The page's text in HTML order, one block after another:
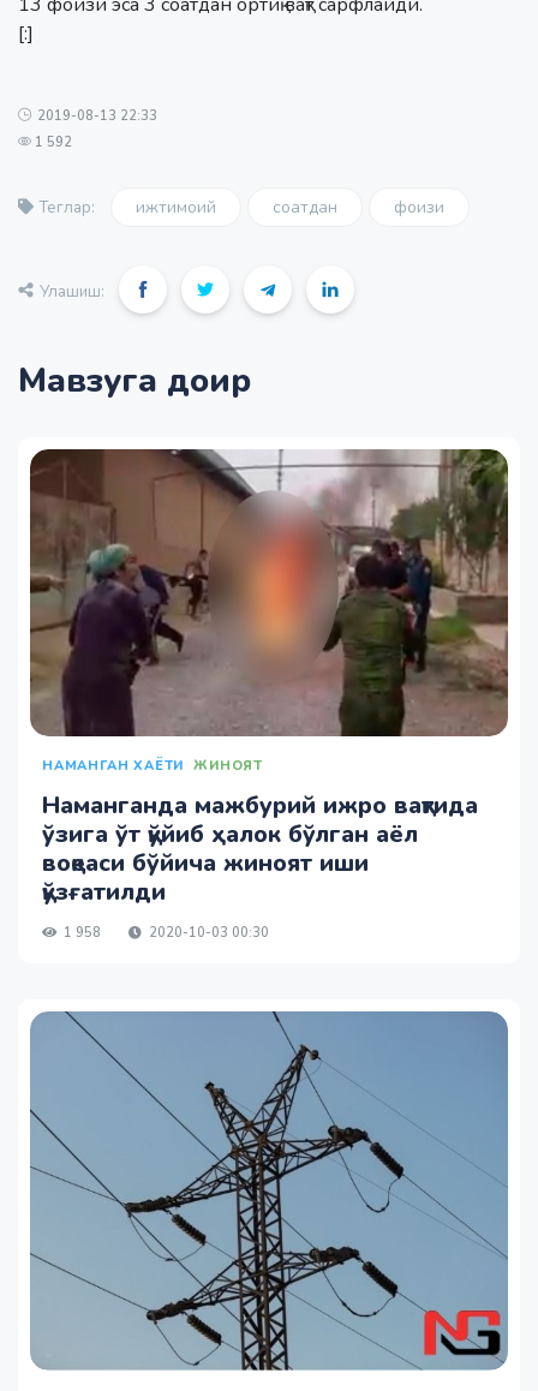
13 фоизи эса 3 соатдан ортиқ вақт сарфлайди.
[:]
2019-08-13 22:33
1 592
Теглар: ижтимоий соатдан фоизи
Улашиш:
Мавзуга доир
НАМАНГАН ХАЁТИ ЖИНОЯТ
Наманганда мажбурий ижро вақтида
ўзига ўт қўйиб ҳалок бўлган аёл
воқеаси бўйича жиноят иши
қўзғатилди
1 958 2020-10-03 00:30